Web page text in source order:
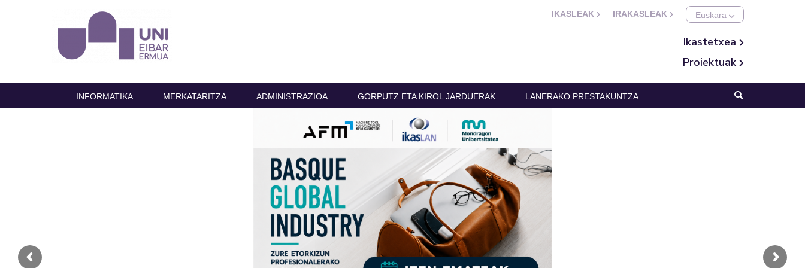
IKASLEAK IRAKASLEAK
Ikastetxea
Proiektuak
INFORMATIKA MERKATARITZA ADMINISTRAZIOA GORPUTZ ETA KIROL JARDUERAK LANERAKO PRESTAKUNTZA